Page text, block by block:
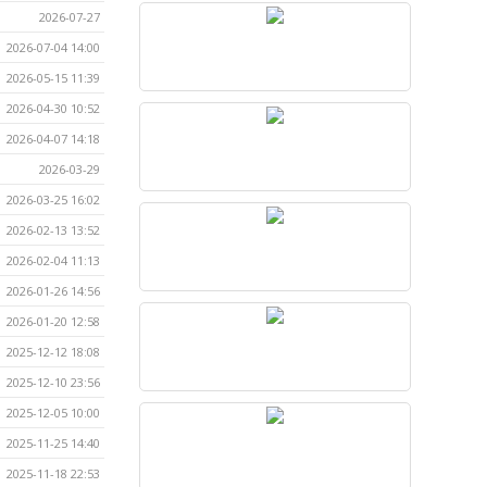
2026-07-27
2026-07-04 14:00
2026-05-15 11:39
2026-04-30 10:52
2026-04-07 14:18
2026-03-29
2026-03-25 16:02
2026-02-13 13:52
2026-02-04 11:13
2026-01-26 14:56
2026-01-20 12:58
2025-12-12 18:08
2025-12-10 23:56
2025-12-05 10:00
2025-11-25 14:40
2025-11-18 22:53